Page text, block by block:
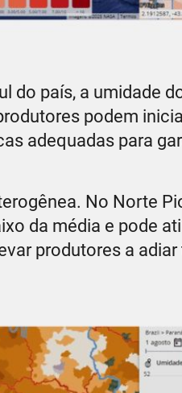
do país, a umidade
podem
adequadas para
No Norte
da média e pode
produtores a